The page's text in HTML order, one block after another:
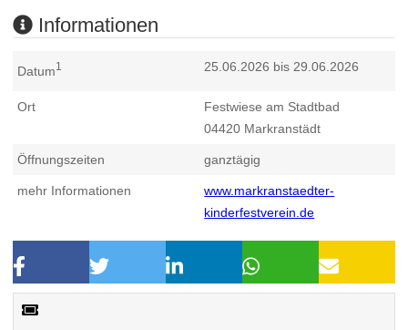
Informationen
Datum1 25.06.2026 bis 29.06.2026
Ort
Festwiese am Stadtbad
04420 Markranstädt
Öffnungszeiten ganztägig
mehr Informationen
www.markranstaedter-
kinderfestverein.de